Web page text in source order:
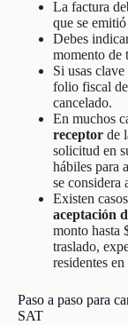
La factura
que se
Debes
momento de
Si usas
folio fiscal
cancelado.
En muchos
receptor de
solicitud en
hábiles para
se considera
Existen
aceptación
monto hasta
traslado,
residentes
Paso a paso para
SAT